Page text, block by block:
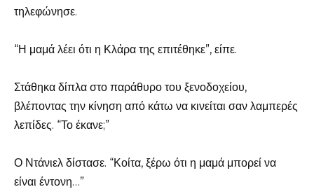
τηλεφώνησε.
“Η μαμά λέει ότι η Κλάρα της επιτέθηκε”, είπε.
Στάθηκα δίπλα στο παράθυρο του ξενοδοχείου,
βλέποντας την κίνηση από κάτω να κινείται σαν λαμπερές
λεπίδες. “Το έκανε;”
Ο Ντάνιελ δίστασε. “Κοίτα, ξέρω ότι η μαμά μπορεί να
είναι έντονη…”